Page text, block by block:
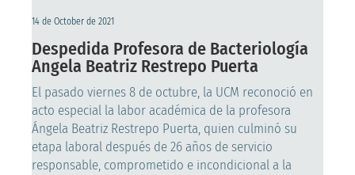
14 de October de 2021
Despedida Profesora de Bacteriología
Angela Beatriz Restrepo Puerta
El pasado viernes 8 de octubre, la UCM reconoció en
acto especial la labor académica de la profesora
Ángela Beatriz Restrepo Puerta, quien culminó su
etapa laboral después de 26 años de servicio
responsable, comprometido e incondicional a la